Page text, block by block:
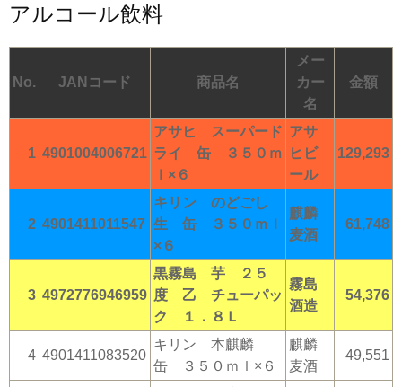
アルコール飲料
No. JANコード 商品名
メー
カー
名
金額
1 4901004006721
アサヒ スーパード
ライ 缶 ３５０ｍ
ｌ×６
アサ
ヒビ
ール
129,293
2 4901411011547
キリン のどごし
生 缶 ３５０ｍｌ
×６
麒麟
麦酒
61,748
3 4972776946959
黒霧島 芋 ２５
度 乙 チューパッ
ク １．８Ｌ
霧島
酒造
54,376
4 4901411083520
キリン 本麒麟
缶 ３５０ｍｌ×６
麒麟
麦酒
49,551